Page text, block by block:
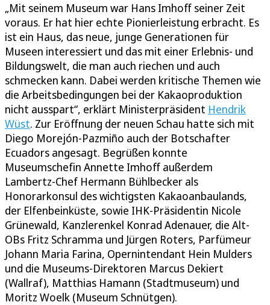
„Mit seinem Museum war Hans Imhoff seiner Zeit
voraus. Er hat hier echte Pionierleistung erbracht. Es
ist ein Haus, das neue, junge Generationen für
Museen interessiert und das mit einer Erlebnis- und
Bildungswelt, die man auch riechen und auch
schmecken kann. Dabei werden kritische Themen wie
die Arbeitsbedingungen bei der Kakaoproduktion
nicht ausspart“, erklärt Ministerpräsident Hendrik
Wüst. Zur Eröffnung der neuen Schau hatte sich mit
Diego Morejón-Pazmiño auch der Botschafter
Ecuadors angesagt. Begrüßen konnte
Museumschefin Annette Imhoff außerdem
Lambertz-Chef Hermann Bühlbecker als
Honorarkonsul des wichtigsten Kakaoanbaulands,
der Elfenbeinküste, sowie IHK-Präsidentin Nicole
Grünewald, Kanzlerenkel Konrad Adenauer, die Alt-
OBs Fritz Schramma und Jürgen Roters, Parfümeur
Johann Maria Farina, Opernintendant Hein Mulders
und die Museums-Direktoren Marcus Dekiert
(Wallraf), Matthias Hamann (Stadtmuseum) und
Moritz Woelk (Museum Schnütgen).